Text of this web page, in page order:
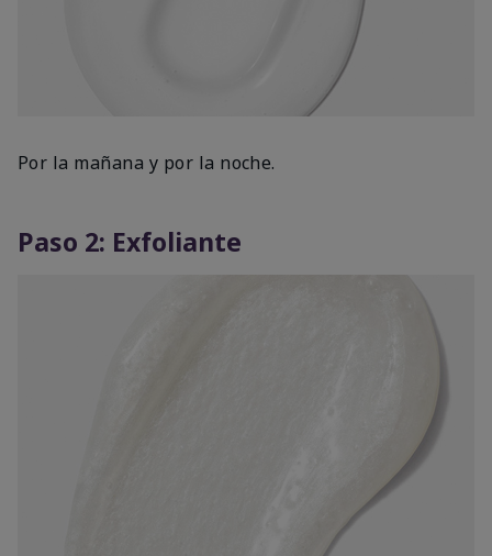
Por la mañana y por la noche.
Paso 2: Exfoliante